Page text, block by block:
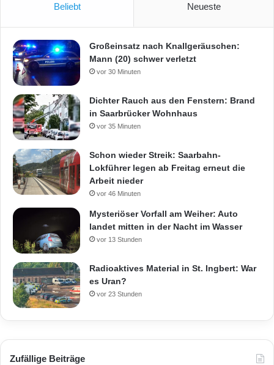
Beliebt Neueste
Großeinsatz nach Knallgeräuschen:
Mann (20) schwer verletzt
vor 30 Minuten
Dichter Rauch aus den Fenstern: Brand
in Saarbrücker Wohnhaus
vor 35 Minuten
Schon wieder Streik: Saarbahn-
Lokführer legen ab Freitag erneut die
Arbeit nieder
vor 46 Minuten
Mysteriöser Vorfall am Weiher: Auto
landet mitten in der Nacht im Wasser
vor 13 Stunden
Radioaktives Material in St. Ingbert: War
es Uran?
vor 23 Stunden
Zufällige Beiträge